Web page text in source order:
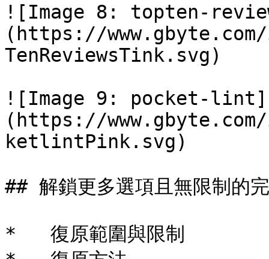
![Image 8: topten-
(https://
TenReviewsTink.svg)
![Image 9: pocket-lint]
(https://
ketlintPink.svg)
## 解鎖更多選項且無限制的
*   復原範圍與限制